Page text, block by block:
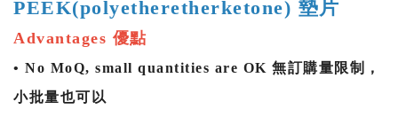
PEEK(polyetheretherketone) 墊片
Advantages 優點
• No MoQ, small quantities are OK 無訂購量限制，
小批量也可以